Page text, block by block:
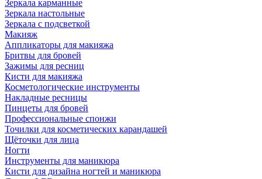
Зеркала карманные
Зеркала настольные
Зеркала с подсветкой
Макияж
Аппликаторы для макияжа
Бритвы для бровей
Зажимы для ресниц
Кисти для макияжа
Косметологические инструменты
Накладные ресницы
Пинцеты для бровей
Профессиональные спонжи
Точилки для косметических карандашей
Щёточки для лица
Ногти
Инструменты для маникюра
Кисти для дизайна ногтей и маникюра